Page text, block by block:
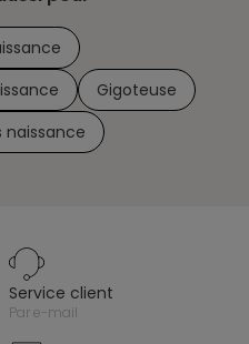
Gigoteuse
service client
par e-mail